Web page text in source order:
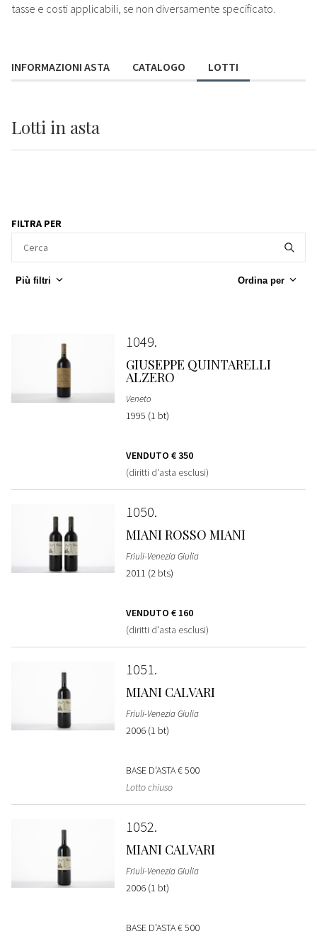
tasse e costi applicabili, se non diversamente specificato.
INFORMAZIONI ASTA CATALOGO LOTTI
Lotti in asta
FILTRA PER
Più filtri Ordina per
1049
GIUSEPPE QUINTARELLI
ALZERO
Veneto
1995 (1 bt)
VENDUTO € 350
(diritti d'asta esclusi)
1050
MIANI ROSSO MIANI
Friuli-Venezia Giulia
2011 (2 bts)
VENDUTO € 160
(diritti d'asta esclusi)
1051
MIANI CALVARI
Friuli-Venezia Giulia
2006 (1 bt)
BASE D'ASTA€ 500
Lotto chiuso
1052
MIANI CALVARI
Friuli-Venezia Giulia
2006 (1 bt)
BASE D'ASTA€ 500